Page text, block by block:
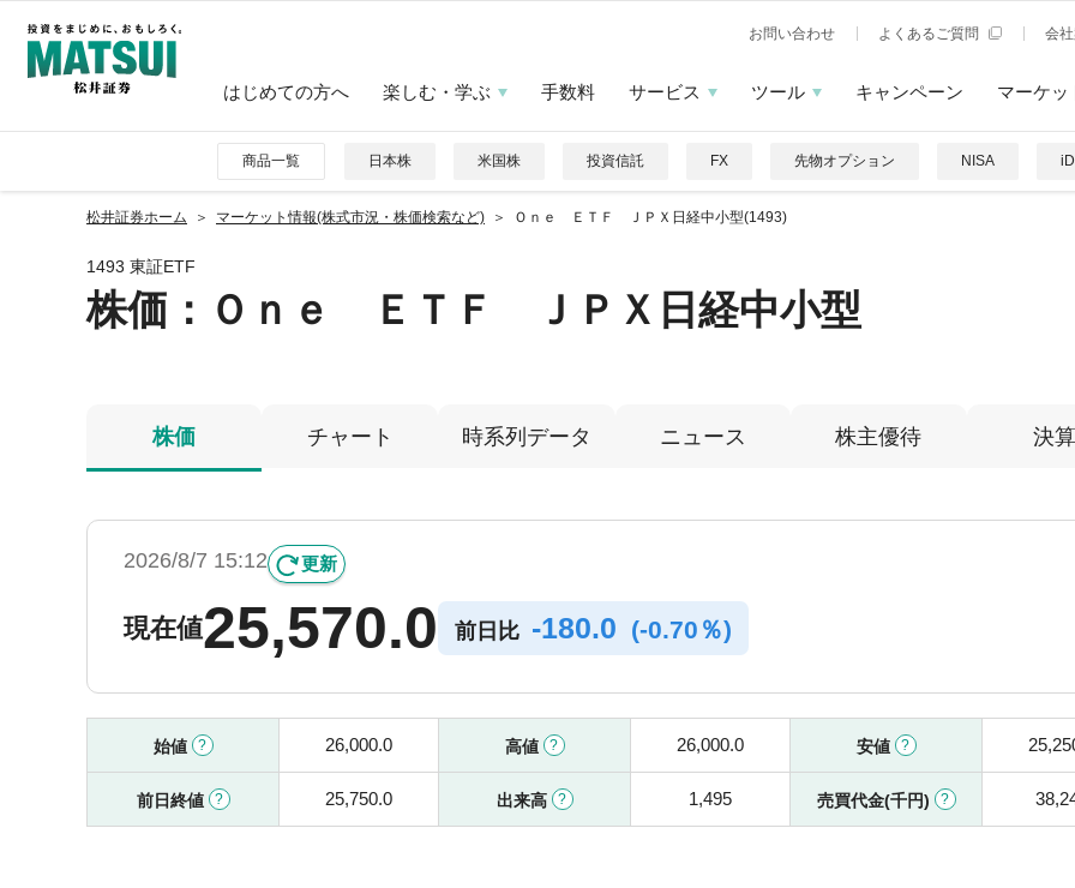
お問い合わせ よくあるご質問 会
はじめての方へ 楽しむ・学ぶ 手数料 サービス ツール キャンペーン マーケッ
商品一覧 日本株 米国株 投資信託 FX 先物オプション NISA
松井証券ホーム マーケット情報(株式市況・株価検索など) Ｏｎｅ ＥＴＦ ＪＰＸ日経中小型(1493)
1493 東証ETF
株価 ：Ｏｎｅ ＥＴＦ ＪＰＸ日経中小型
株価 チャート 時系列データ ニュース 株主優待 決算
2026/8/7 15:12 更新
現在値25,570.0 前日比 -180.0 (-0.70％)
始値 26,000.0 高値 26,000.0 安値
前日終値 25,750.0 出来高 1,495 売買代金(千円)